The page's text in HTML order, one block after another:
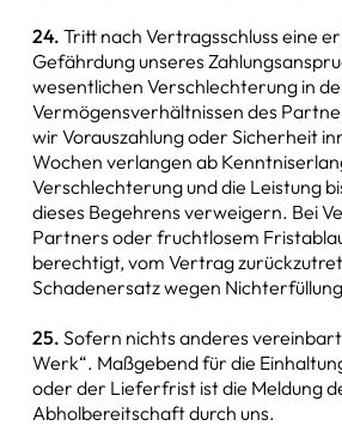
24. Tritt nach Vertragsschluss eine
Gefährdung unseres
wesentlichen Verschlechterung in
Vermögensverhältnissen des
wir Vorauszahlung oder Sicherheit
Wochen verlangen ab
Verschlechterung und die Leistung
dieses Begehrens verweigern. Bei
Partners oder fruchtlosem
berechtigt, vom Vertrag
Schadenersatz wegen
25. Sofern nichts anderes
Werk“. Maßgebend für die
oder der Lieferfrist ist die Meldung
Abholbereitschaft durch uns.